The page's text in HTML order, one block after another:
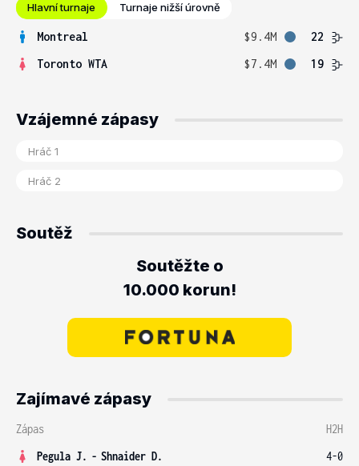
Hlavní turnaje Turnaje nižší úrovně
Montreal $9.4M
22
Toronto WTA
$7.4M 19
Vzájemné zápasy
Soutěž
Soutěžte o
10.000 korun!
Zajímavé zápasy
Zápas
H2H
Pegula J. - Shnaider D.
4-0